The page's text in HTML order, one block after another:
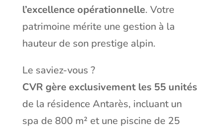
l’excellence opérationnelle. Votre
patrimoine mérite une gestion à la
hauteur de son prestige alpin.
Le saviez-vous ?
CVR gère exclusivement les 55 unités
de la résidence Antarès, incluant un
spa de 800 m² et une piscine de 25